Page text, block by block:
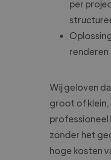
per
renderen
Wij geloven
groot of
zonder het
hoge kosten